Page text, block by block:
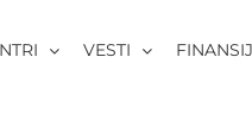
VESTI